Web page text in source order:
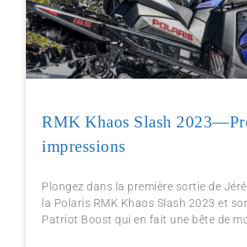
RMK Khaos Slash
impressions
Plongez dans la première sortie de
la Polaris RMK Khaos Slash 2023 et
Patriot Boost qui en fait une bête de